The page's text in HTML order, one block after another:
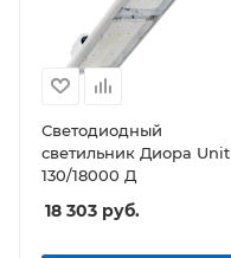
Светодиодный
светильник Диора Unit
130/18000 Д
18 303 руб.